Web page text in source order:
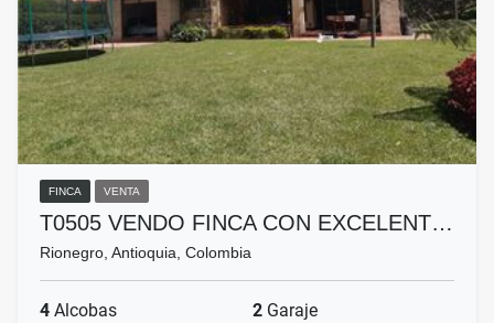
FINCA VENTA
T0505 VENDO FINCA CON EXCELENT…
Rionegro, Antioquia, Colombia
4 Alcobas 2 Garaje